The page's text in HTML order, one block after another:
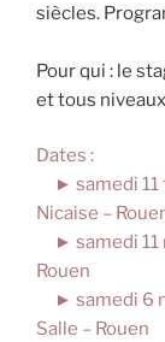
siècles.
Pour qui : le
et tous
Dates :
► samedi 11
Nicaise –
► samedi 11
Rouen
► samedi 6
Salle – Rouen